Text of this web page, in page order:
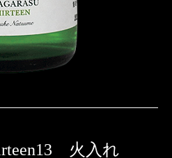
火入れ